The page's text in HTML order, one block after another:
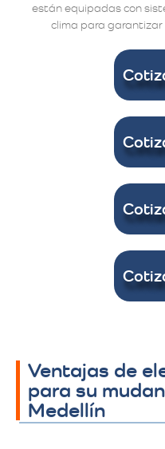
están equipadas con
clima para garantizar
Ventajas de
para su
Medellín